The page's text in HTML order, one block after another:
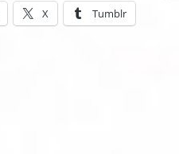
X Tumblr